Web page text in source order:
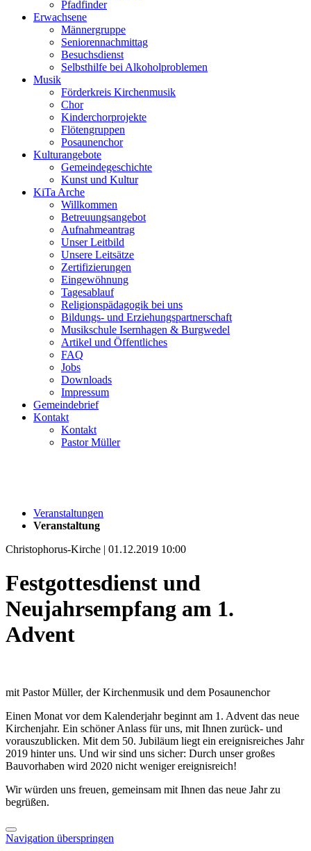
Pfadfinder
Erwachsene
Männergruppe
Seniorennachmittag
Besuchsdienst
Selbsthilfe bei Alkoholproblemen
Musik
Förderkreis Kirchenmusik
Chor
Kinderchorprojekte
Flötengruppen
Posaunenchor
Kulturangebote
Gemeindegeschichte
Kunst und Kultur
KiTa Arche
Willkommen
Betreuungsangebot
Aufnahmeantrag
Unser Leitbild
Unsere Leitsätze
Zertifizierungen
Eingewöhnung
Tagesablauf
Religionspädagogik bei uns
Bildungs- und Erziehungspartnerschaft
Musikschule Isernhagen & Burgwedel
Artikel und Öffentliches
FAQ
Jobs
Downloads
Impressum
Gemeindebrief
Kontakt
Kontakt
Pastor Müller
Veranstaltungen
Veranstaltung
Christophorus-Kirche | 01.12.2019 10:00
Festgottesdienst und
Neujahrsempfang am 1.
Advent
mit Pastor Müller, der Kirchenmusik und dem Posaunenchor
Einen Monat vor dem Kalenderjahr beginnt am 1. Advent das neue
Kirchenjahr. Ein schöner Anlass für uns, mit Ihnen zurück- und
vorauszublicken. Mit dem 50. Jubiläum liegt ein ereignisreiches Jahr
2019 hinter uns. Und wir sind uns sicher: Durch unser großes
Bauvorhaben wird 2020 nicht weniger ereignisreich!
Wir würden uns freuen, gemeinsam mit Ihnen das neue Jahr zu
begrüßen.
Navigation überspringen